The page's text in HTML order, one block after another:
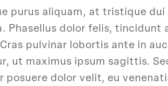
purus aliquam, at tristique
dolor felis, tincidunt
pulvinar lobortis ante in
ut maximus ipsum sagittis.
dolor velit, eu